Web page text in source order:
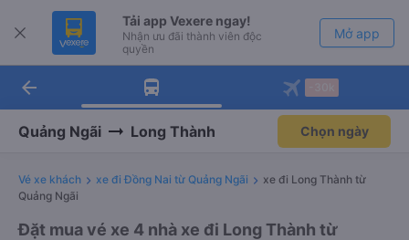
Tải app Vexere ngay!
Nhận ưu đãi thành viên độc
quyền
Mở app
Tải app Vexere
-30k/ghế khi đặt vé máy bay qua
Mở app
arrow_back
Quảng Ngãi Long Thành Chọn ngày
Vé xe khách xe đi Đồng Nai từ Quảng Ngãi
xe đi Long Thành từ
Quảng Ngãi
Đặt mua vé xe 4 nhà xe đi Long Thành từ